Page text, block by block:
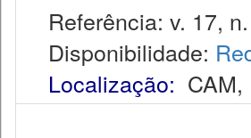
Referência: v. 17,
Disponibilidade:
Localização: CAM,